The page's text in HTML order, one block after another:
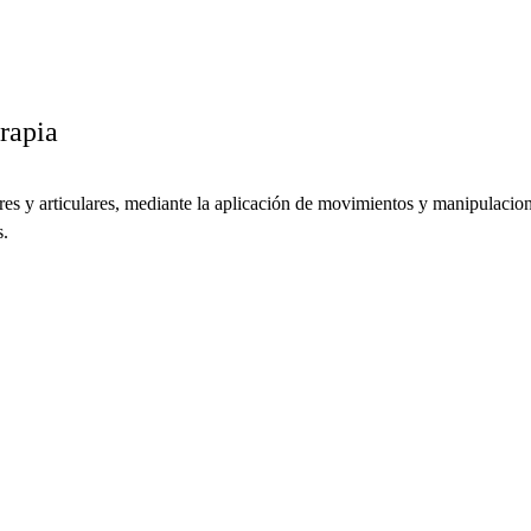
y articulares, mediante la aplicación de movimientos y